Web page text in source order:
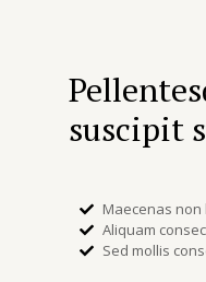
suscipit
Maecenas
Aliquam
Sed mollis